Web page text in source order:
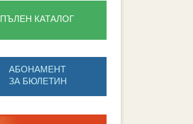
ПЪЛЕН КАТАЛОГ
АБОНАМЕНТ
ЗА БЮЛЕТИН